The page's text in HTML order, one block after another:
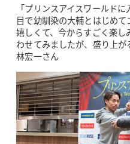
「プリンスアイスワールド
目で幼馴染の大輔とはじめ
嬉しくて、今からすごく楽
わせてみましたが、盛り上
林宏一さん